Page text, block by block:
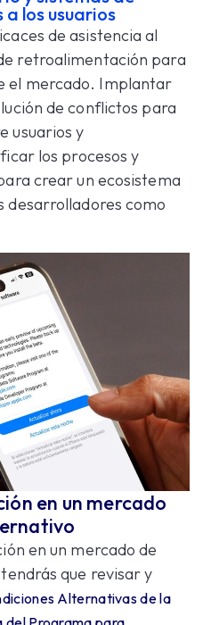
los usuarios
de asistencia al
retroalimentación para
el mercado. Implantar
de conflictos para
usuarios y
los procesos y
crear un ecosistema
desarrolladores como
en un mercado
en un mercado de
que revisar y
Alternativas de la